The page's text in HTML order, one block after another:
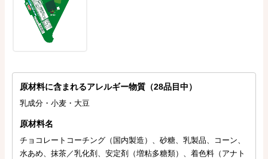
原材料に含まれるアレルギー物質（28品目中）
乳成分・小麦・大豆
原材料名
チョコレートコーチング（国内製造）、砂糖、乳製品、コーン、
水あめ、抹茶／乳化剤、安定剤（増粘多糖類）、着色料（アナト